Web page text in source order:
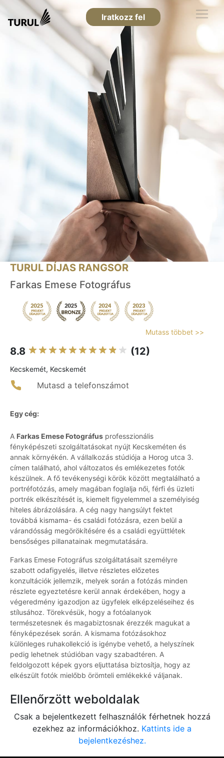
Iratkozz fel
TURUL DÍJAS RANGSOR
Farkas Emese Fotográfus
Mutass többet >>
8.8 (12)
Kecskemét, Kecskemét
Mutasd a telefonszámot
Egy cég:
A Farkas Emese Fotográfus professzionális
fényképészeti szolgáltatásokat nyújt Kecskeméten és
annak környékén. A vállalkozás stúdiója a Horog utca 3.
címen található, ahol változatos és emlékezetes fotók
készülnek. A fő tevékenységi körök között megtalálható a
portréfotózás, amely magában foglalja női, férfi és üzleti
portrék elkészítését is, kiemelt figyelemmel a személyiség
hiteles ábrázolására. A cég nagy hangsúlyt fektet
továbbá kismama- és családi fotózásra, ezen belül a
várandósság megörökítésére és a családi együttlétek
bensőséges pillanatainak megmutatására.
Farkas Emese Fotográfus szolgáltatásait személyre
szabott odafigyelés, illetve részletes előzetes
konzultációk jellemzik, melyek során a fotózás minden
részlete egyeztetésre kerül annak érdekében, hogy a
végeredmény igazodjon az ügyfelek elképzeléseihez és
stílusához. Törekvésük, hogy a fotóalanyok
természetesnek és magabiztosnak érezzék magukat a
fényképezések során. A kismama fotózásokhoz
különleges ruhakollekció is igénybe vehető, a helyszínek
pedig lehetnek stúdióban vagy szabadtéren. A
feldolgozott képek gyors eljuttatása biztosítja, hogy az
elkészült fotók mielőbb örömteli emlékekké váljanak.
Ellenőrzött weboldalak
Csak a bejelentkezett felhasználók férhetnek hozzá
ezekhez az információkhoz. Kattints ide a
bejelentkezéshez.